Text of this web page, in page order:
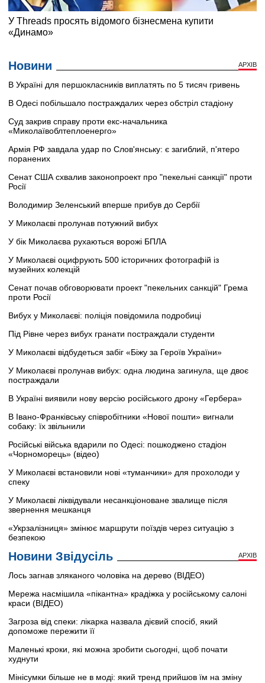
Новини АРХІВ
В Україні для першокласників виплатять по 5 тисяч гривень
В Одесі побільшало постраждалих через обстріл стадіону
Суд закрив справу проти екс-начальника
«Миколаївоблтеплоенерго»
Армія РФ завдала удар по Слов'янську: є загиблий, п'ятеро
поранених
Сенат США схвалив законопроект про "пекельні санкції" проти
Росії
Володимир Зеленський вперше прибув до Сербії
У Миколаєві пролунав потужний вибух
У бік Миколаєва рухаються ворожі БПЛА
У Миколаєві оцифрують 500 історичних фотографій із
музейних колекцій
Сенат почав обговорювати проект "пекельних санкцій" Грема
проти Росії
Вибух у Миколаєві: поліція повідомила подробиці
Під Рівне через вибух гранати постраждали студенти
У Миколаєві відбудеться забіг «Біжу за Героїв України»
У Миколаєві пролунав вибух: одна людина загинула, ще двоє
постраждали
В Україні виявили нову версію російського дрону «Гербера»
В Івано-Франківську співробітники «Нової пошти» вигнали
собаку: їх звільнили
Російські війська вдарили по Одесі: пошкоджено стадіон
«Чорноморець» (відео)
У Миколаєві встановили нові «туманчики» для прохолоди у
спеку
У Миколаєві ліквідували несанкціоноване звалище після
звернення мешканця
«Укрзалізниця» змінює маршрути поїздів через ситуацію з
безпекою
Новини Звідусіль АРХІВ
Лось загнав зляканого чоловіка на дерево (ВІДЕО)
Мережа насмішила «пікантна» крадіжка у російському салоні
краси (ВІДЕО)
Загроза від спеки: лікарка назвала дієвий спосіб, який
допоможе пережити її
Маленькі кроки, які можна зробити сьогодні, щоб почати
худнути
Мінісумки більше не в моді: який тренд прийшов їм на зміну